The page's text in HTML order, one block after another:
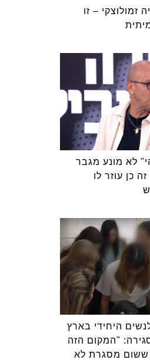
זמולוצקי – זו
לא מונע מגבר
כן עוזר לו
היחידי בארץ
"המקום הזה
ששום מסגרת לא